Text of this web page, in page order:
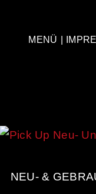
MENÜ |
NEU- &